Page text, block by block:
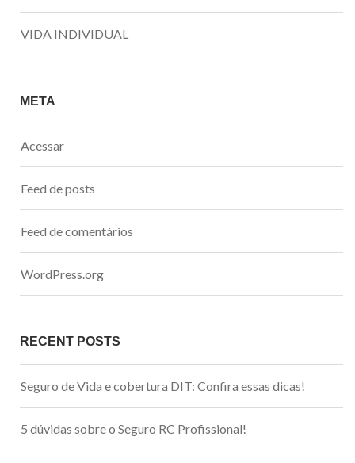
VIDA INDIVIDUAL
META
Acessar
Feed de posts
Feed de comentários
WordPress.org
RECENT POSTS
Seguro de Vida e cobertura DIT: Confira essas dicas!
5 dúvidas sobre o Seguro RC Profissional!